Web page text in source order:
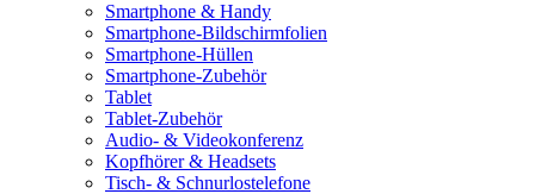
Smartphone & Handy
Smartphone-Bildschirmfolien
Smartphone-Hüllen
Smartphone-Zubehör
Tablet
Tablet-Zubehör
Audio- & Videokonferenz
Kopfhörer & Headsets
Tisch- & Schnurlostelefone